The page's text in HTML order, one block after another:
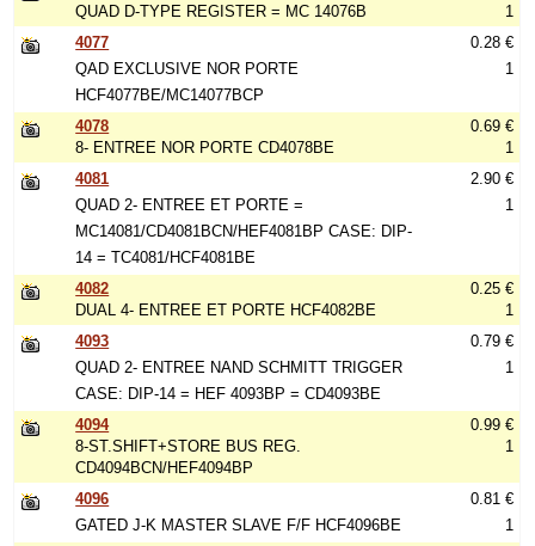
QUAD D-TYPE REGISTER = MC 14076B
1
4077
QAD EXCLUSIVE NOR PORTE
HCF4077BE/MC14077BCP
0.28 €
1
4078
8- ENTREE NOR PORTE CD4078BE
0.69 €
1
4081
QUAD 2- ENTREE ET PORTE =
MC14081/CD4081BCN/HEF4081BP CASE: DIP-
14 = TC4081/HCF4081BE
2.90 €
1
4082
DUAL 4- ENTREE ET PORTE HCF4082BE
0.25 €
1
4093
QUAD 2- ENTREE NAND SCHMITT TRIGGER
CASE: DIP-14 = HEF 4093BP = CD4093BE
0.79 €
1
4094
8-ST.SHIFT+STORE BUS REG.
CD4094BCN/HEF4094BP
0.99 €
1
4096
GATED J-K MASTER SLAVE F/F HCF4096BE
0.81 €
1